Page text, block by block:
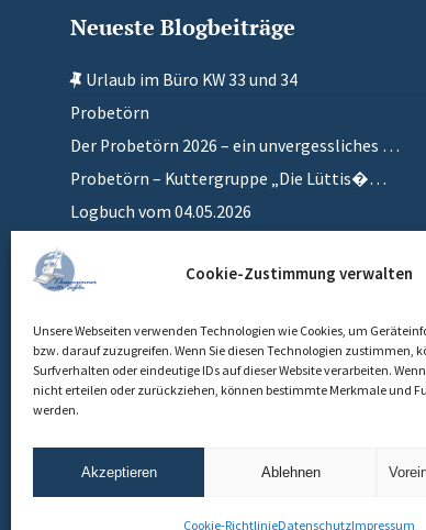
Cookie-Zustimmung verwalten
Unsere Webseiten verwenden Technologien wie Cookies, um
bzw. darauf zuzugreifen. Wenn Sie diesen Technologien zustimmen,
Surfverhalten oder eindeutige IDs auf dieser Website verarbeiten.
nicht erteilen oder zurückziehen, können bestimmte Merkmale und
werden.
Akzeptieren Ablehnen
Cookie-RichtlinieDatenschutzImpressum
Neueste Blogbeiträge
Urlaub im Büro KW 33 und 34
Probetörn
Der Probetörn 2026 – ein unvergessliches …
Probetörn – Kuttergruppe „Die Lüttis�…
Logbuch vom 04.05.2026
Einlaufen